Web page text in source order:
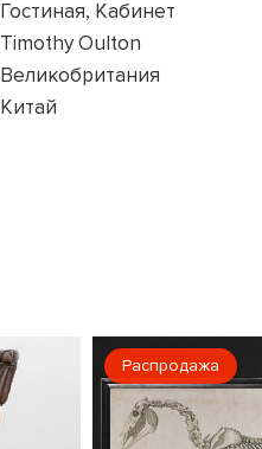
Гостиная, Кабинет
Timothy Oulton
Великобритания
Китай
Распродажа